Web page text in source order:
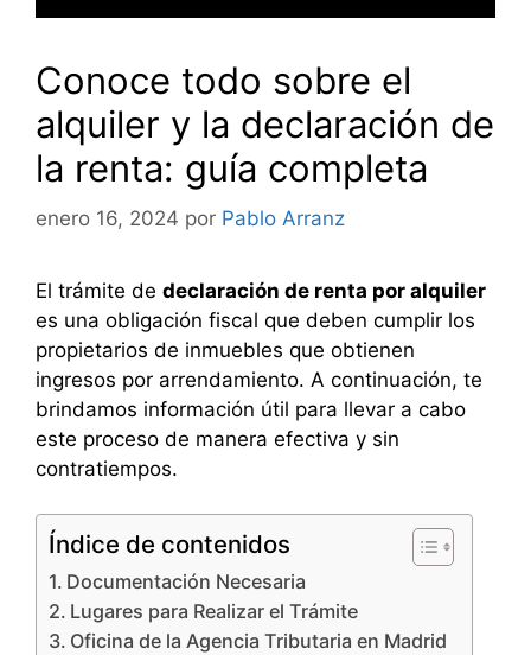
Conoce todo sobre el
alquiler y la declaración de
la renta: guía completa
enero 16, 2024 por Pablo Arranz
El trámite de declaración de renta por alquiler
es una obligación fiscal que deben cumplir los
propietarios de inmuebles que obtienen
ingresos por arrendamiento. A continuación, te
brindamos información útil para llevar a cabo
este proceso de manera efectiva y sin
contratiempos.
Índice de contenidos
Documentación Necesaria
Lugares para Realizar el Trámite
Oficina de la Agencia Tributaria en Madrid